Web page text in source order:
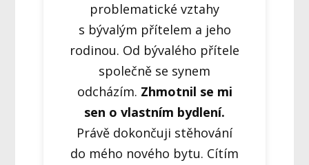
problematické vztahy
s bývalým přítelem a jeho
rodinou. Od bývalého přítele
společně se synem
odcházím. Zhmotnil se mi
sen o vlastním bydlení.
Právě dokončuji stěhování
do mého nového bytu. Cítím